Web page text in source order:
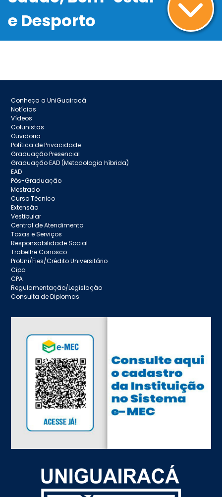
e Desporto
Conheça a UniGuairacá
Notícias
Vídeos
Colunistas
Ouvidoria
Política de Privacidade
Graduação Presencial
Graduação EAD (Metodologia híbrida)
EAD
Pós-Graduação
Mestrado
Curso Técnico
Extensão
Vestibular
Central de Atendimento
Taxas e Serviços
Responsabilidade Social
Trabelhe Conosco
ProUni/Fies/Crédito Universitário
Cipa
CPA
Regulamentação/Legislação
Consulta de Diplomas